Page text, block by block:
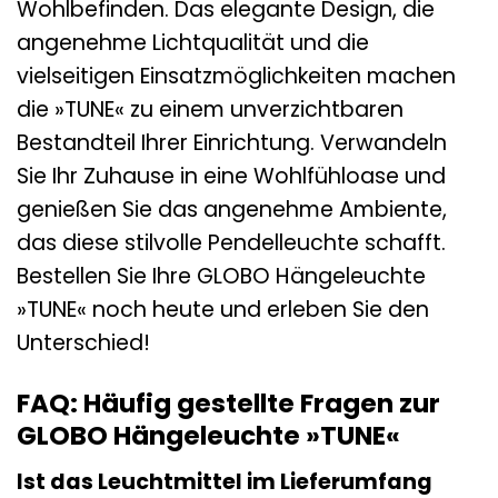
Wohlbefinden. Das elegante Design, die
angenehme Lichtqualität und die
vielseitigen Einsatzmöglichkeiten machen
die »TUNE« zu einem unverzichtbaren
Bestandteil Ihrer Einrichtung. Verwandeln
Sie Ihr Zuhause in eine Wohlfühloase und
genießen Sie das angenehme Ambiente,
das diese stilvolle Pendelleuchte schafft.
Bestellen Sie Ihre GLOBO Hängeleuchte
»TUNE« noch heute und erleben Sie den
Unterschied!
FAQ: Häufig gestellte Fragen zur
GLOBO Hängeleuchte »TUNE«
Ist das Leuchtmittel im Lieferumfang